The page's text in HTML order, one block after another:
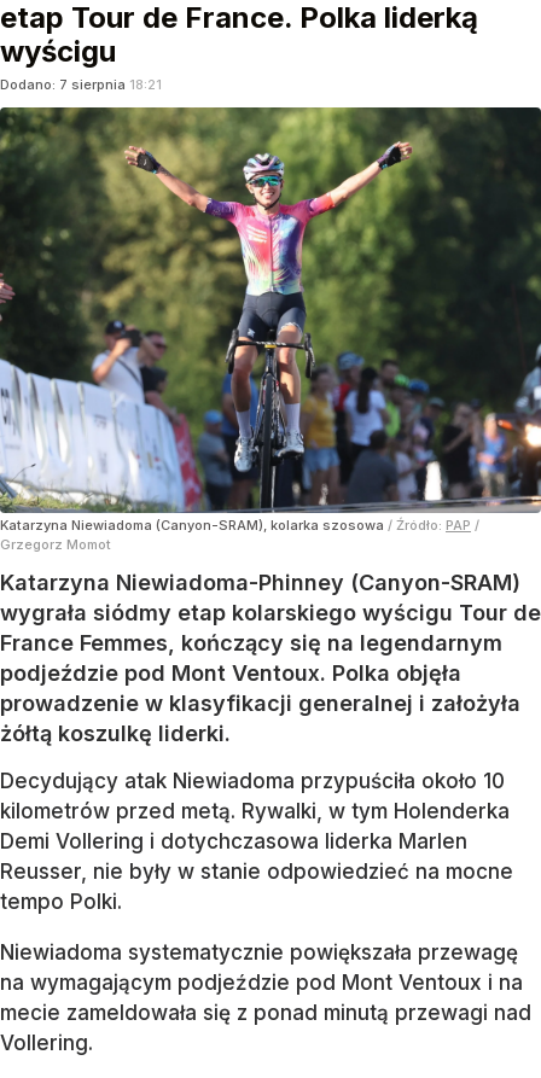
etap Tour de France. Polka liderką
wyścigu
Dodano: 7 sierpnia 18:21
Katarzyna Niewiadoma (Canyon-SRAM), kolarka szosowa / Źródło: PAP /
Grzegorz Momot
Katarzyna Niewiadoma-Phinney (Canyon-SRAM)
wygrała siódmy etap kolarskiego wyścigu Tour de
France Femmes, kończący się na legendarnym
podjeździe pod Mont Ventoux. Polka objęła
prowadzenie w klasyfikacji generalnej i założyła
żółtą koszulkę liderki.
Decydujący atak Niewiadoma przypuściła około 10
kilometrów przed metą. Rywalki, w tym Holenderka
Demi Vollering i dotychczasowa liderka Marlen
Reusser, nie były w stanie odpowiedzieć na mocne
tempo Polki.
Niewiadoma systematycznie powiększała przewagę
na wymagającym podjeździe pod Mont Ventoux i na
mecie zameldowała się z ponad minutą przewagi nad
Vollering.